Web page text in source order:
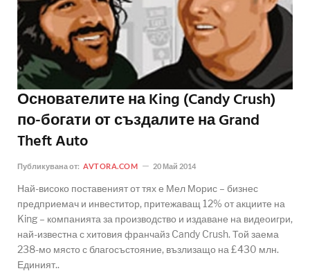
Основателите на King (Candy Crush)
по-богати от създалите на Grand
Theft Auto
Публикувана от: AVTORA.COM 20 Май 2014
Най-високо поставеният от тях е Мел Морис – бизнес
предприемач и инвеститор, притежаващ 12% от акциите на
King – компанията за производство и издаване на видеоигри,
най-известна с хитовия франчайз Candy Crush. Той заема
238-мо място с благосъстояние, възлизащо на £430 млн.
Единият..